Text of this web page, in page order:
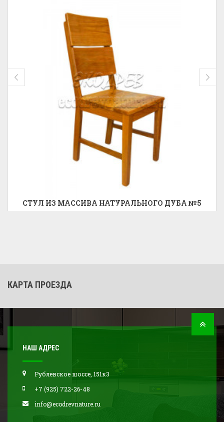
СТУЛ ИЗ МАССИВА НАТУРАЛЬНОГО ДУБА №5
КАРТА ПРОЕЗДА
НАШ АДРЕС
Рублевское шоссе, 151к3
+7 (925) 722-26-48
info@ecodrevnature.ru